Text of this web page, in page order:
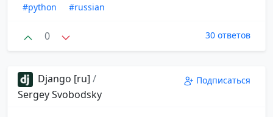
#python
#russian
0 30 ответов
Django [ru] /
Sergey Svobodsky
Подписаться